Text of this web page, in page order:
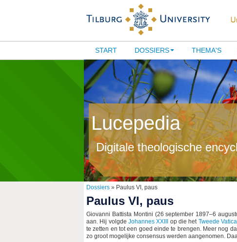
START DOSSIERS THEMA'S
Lucepedia
Digitale theologische
Dossiers » Paulus VI, paus
Paulus VI, paus
Giovanni Battista Montini (26 september 1897–6
aan. Hij volgde Johannes XXIII op die het Tweede
te zetten en tot een goed einde te brengen. Meer nog
zo groot mogelijke consensus werden aangenomen.